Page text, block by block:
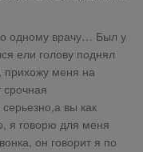
одному врачу… Был у
ели голову поднял
прихожу меня на
срочная
вы как
я говорю для меня
он говорит я по